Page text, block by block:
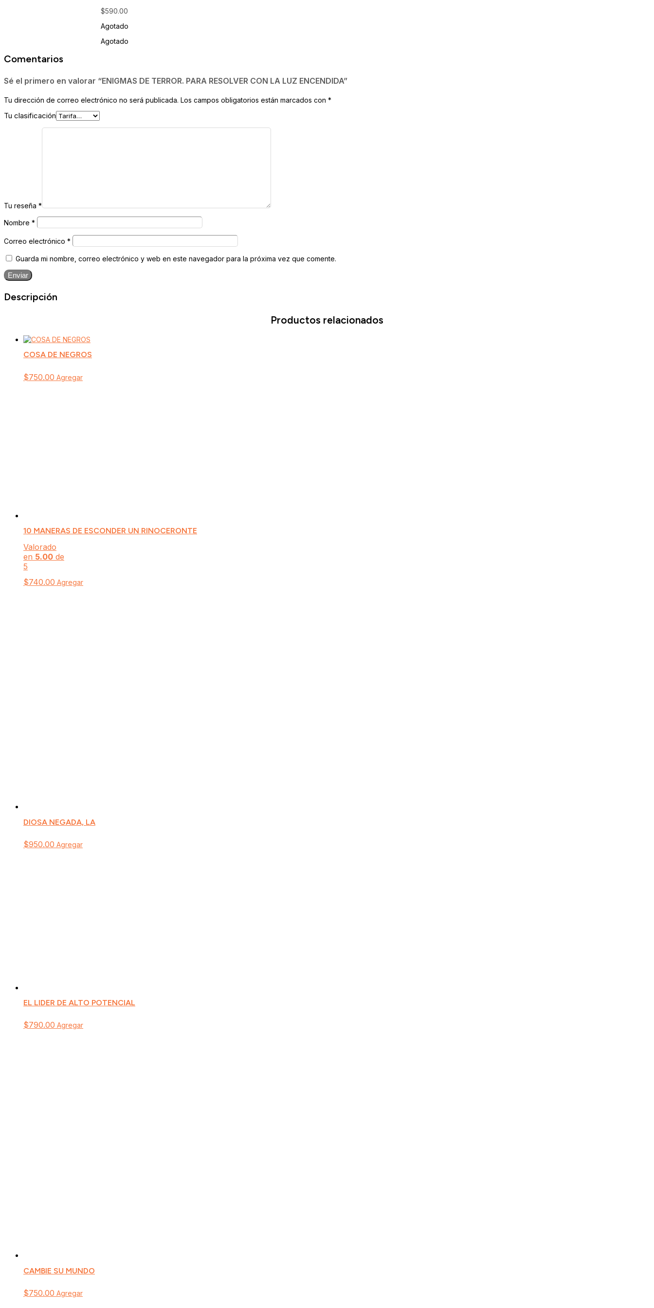
$590.00
Agotado
Agotado
Comentarios
Sé el primero en valorar “ENIGMAS DE TERROR. PARA RESOLVER CON LA LUZ ENCENDIDA”
Tu dirección de correo electrónico no será publicada. Los campos obligatorios están marcados con *
Tu clasificación
Tu reseña *
Nombre *
Correo electrónico *
Guarda mi nombre, correo electrónico y web en este navegador para la próxima vez que comente.
Enviar
Descripción
Productos relacionados
COSA DE NEGROS
$750.00 Agregar
10 MANERAS DE ESCONDER UN RINOCERONTE
Valorado
en 5.00 de
5
$740.00 Agregar
DIOSA NEGADA, LA
$950.00 Agregar
EL LIDER DE ALTO POTENCIAL
$790.00 Agregar
CAMBIE SU MUNDO
$750.00 Agregar